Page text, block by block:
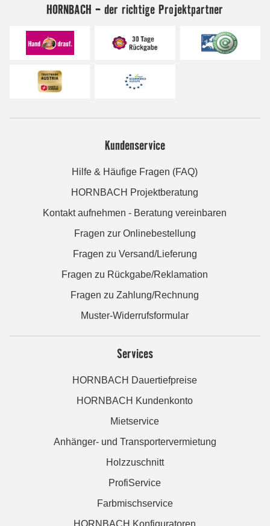
HORNBACH - der richtige Projektpartner
Kundenservice
Hilfe & Häufige Fragen (FAQ)
HORNBACH Projektberatung
Kontakt aufnehmen - Beratung vereinbaren
Fragen zur Onlinebestellung
Fragen zu Versand/Lieferung
Fragen zu Rückgabe/Reklamation
Fragen zu Zahlung/Rechnung
Muster-Widerrufsformular
Services
HORNBACH Dauertiefpreise
HORNBACH Kundenkonto
Mietservice
Anhänger- und Transportervermietung
Holzzuschnitt
ProfiService
Farbmischservice
HORNBACH Konfiguratoren